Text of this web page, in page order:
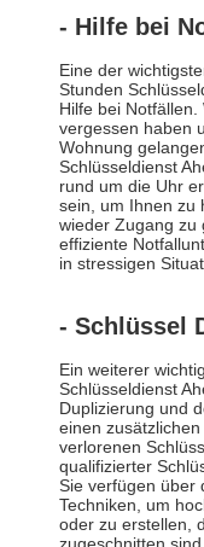
- Hilfe bei
Eine der
Stunden
Hilfe bei
vergessen haben
Wohnung
Schlüsseldienst
rund um die Uhr
sein, um Ihnen zu
wieder Zugang zu
effiziente
in stressigen
- Schlüssel
Ein weiterer
Schlüsseldienst
Duplizierung und
einen
verlorenen
qualifizierter
Sie verfügen über
Techniken, um
oder zu erstellen,